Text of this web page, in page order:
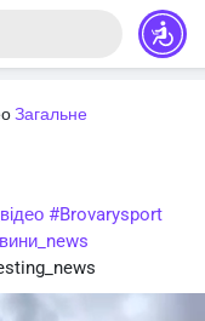
Загальне
#Brovarysport